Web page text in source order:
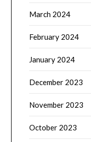
March 2024
February 2024
January 2024
December 2023
November 2023
October 2023